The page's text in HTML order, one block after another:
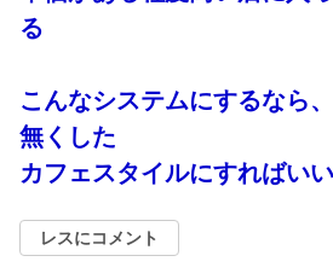
る
こんなシステムにするなら
無くした
カフェスタイルにすればい
レスにコメント